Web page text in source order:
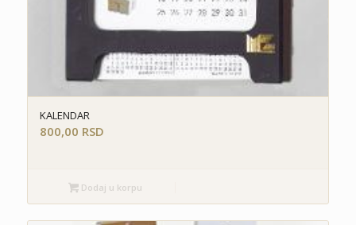
KALENDAR
800,00 RSD
Dodaj u korpu